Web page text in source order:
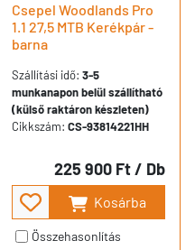
Csepel Woodlands Pro
1.1 27,5 MTB Kerékpár -
barna
Szállítási idő: 3-5
munkanapon belül szállítható
(külső raktáron készleten)
Cikkszám: CS-93814221HH
225 900 Ft/ Db
Kosárba
Összehasonlítás